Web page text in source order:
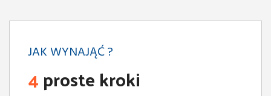
JAK WYNAJĄĆ ?
4proste kroki